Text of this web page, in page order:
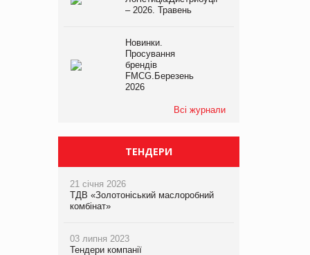
– 2026. Травень
Новинки.
Просування
брендів
FMCG.Березень
2026
Всі журнали
ТЕНДЕРИ
21 січня 2026
ТДВ «Золотоніський маслоробний
комбінат»
03 липня 2023
Тендери компанії